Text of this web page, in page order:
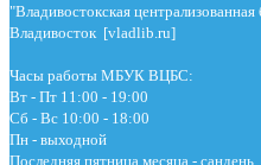
"Владивостокская
Владивосток [vladlib.ru]
Часы работы МБУК ВЦБС:
Вт - Пт 11:00 - 19:00
Сб - Вс 10:00 - 18:00
Пн - выходной
Последняя пятница месяца - сандень